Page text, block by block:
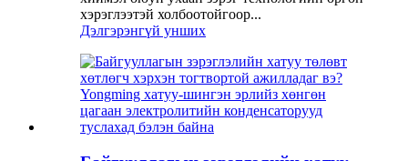
хэрэглээтэй холбоотойгоор...
Дэлгэрэнгүй унших